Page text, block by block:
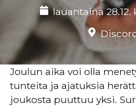
lauantaina 28.12.
Joulun aika voi olla
tunteita ja ajatuksia
joukosta puuttuu yksi.